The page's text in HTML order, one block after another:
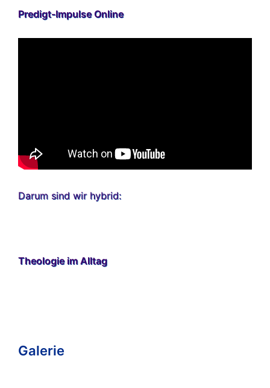
Predigt-Impulse Online
Darum sind wir hybrid:
Theologie im Alltag
Galerie